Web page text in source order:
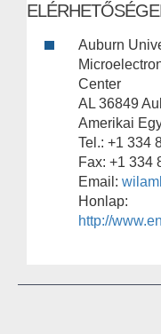
Auburn
Center
AL 36849
Amerikai
Tel.: +1 334
Fax: +1 334
Email:
Honlap:
http://